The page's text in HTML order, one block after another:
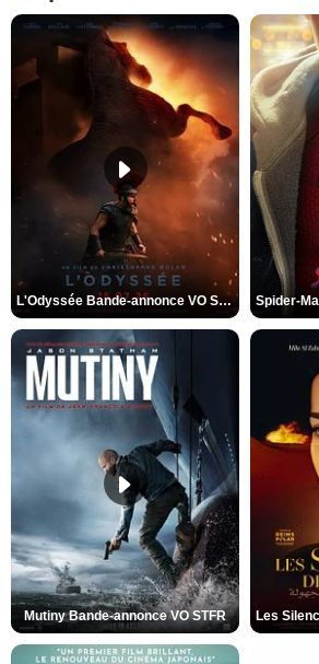
L'Odyssée Bande-annonce VO STFR
Mutiny Bande-annonce VO STFR